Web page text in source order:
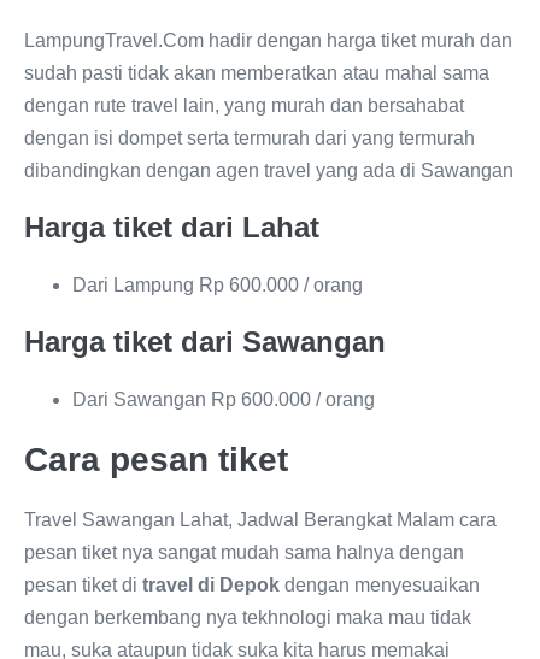
LampungTravel.Com hadir dengan harga tiket murah dan
sudah pasti tidak akan memberatkan atau mahal sama
dengan rute travel lain, yang murah dan bersahabat
dengan isi dompet serta termurah dari yang termurah
dibandingkan dengan agen travel yang ada di Sawangan
Harga tiket dari Lahat
Dari Lampung Rp 600.000 / orang
Harga tiket dari Sawangan
Dari Sawangan Rp 600.000 / orang
Cara pesan tiket
Travel Sawangan Lahat, Jadwal Berangkat Malam cara
pesan tiket nya sangat mudah sama halnya dengan
pesan tiket di travel di Depok dengan menyesuaikan
dengan berkembang nya tekhnologi maka mau tidak
mau, suka ataupun tidak suka kita harus memakai